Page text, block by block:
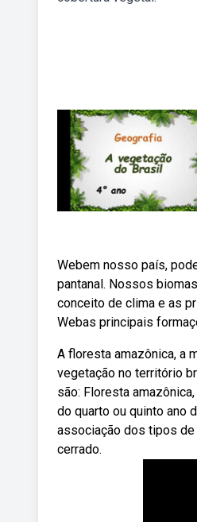
Webem nosso país,
pantanal. Nossos
conceito de clima e as
Webas principais
A floresta amazônica, a
vegetação no território
são: Floresta
do quarto ou quinto ano
associação dos tipos de
cerrado.